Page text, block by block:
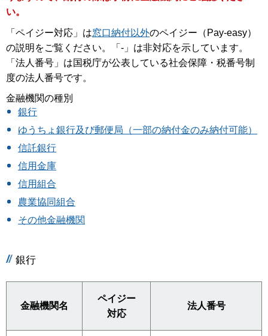
い。
「ペイジー対応」は窓口納付以外のペイジー（Pay-easy）
の説明をご覧ください。「-」は非対応を示しています。
「法人番号」は国税庁が公表している社会保障・税番号制
度の法人番号です。
金融機関の種別
銀行
ゆうちょ銀行及び郵便局（一部の納付金のみ納付可能）
信託銀行
信用金庫
信用組合
農業協同組合
その他金融機関
銀行
金融機関名
ペイジー
対応
法人番号